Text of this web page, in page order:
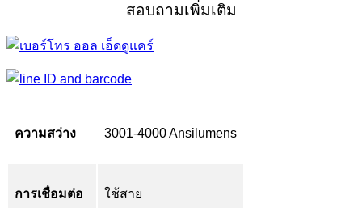
สอบถามเพิ่มเติม
ความสว่าง 3001-4000 Ansilumens
การเชื่อมต่อ ใช้สาย